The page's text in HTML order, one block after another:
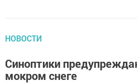
НОВОСТИ
Синоптики
мокром снеге